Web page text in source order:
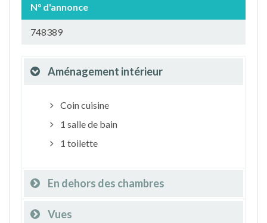
N° d'annonce
748389
Aménagement intérieur
Coin cuisine
1 salle de bain
1 toilette
En dehors des chambres
Vues